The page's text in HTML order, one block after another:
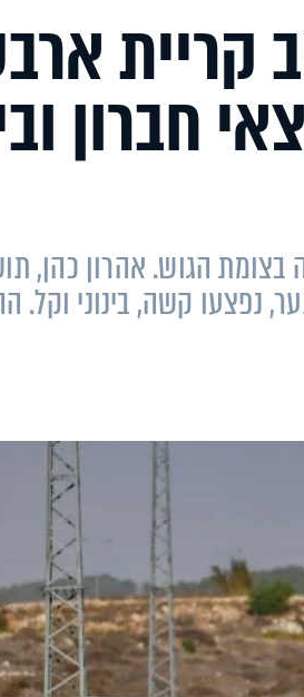
קריית
חברון
בצומת הגוש. אהרון כהן,
ונער, נפצעו קשה, בינוני